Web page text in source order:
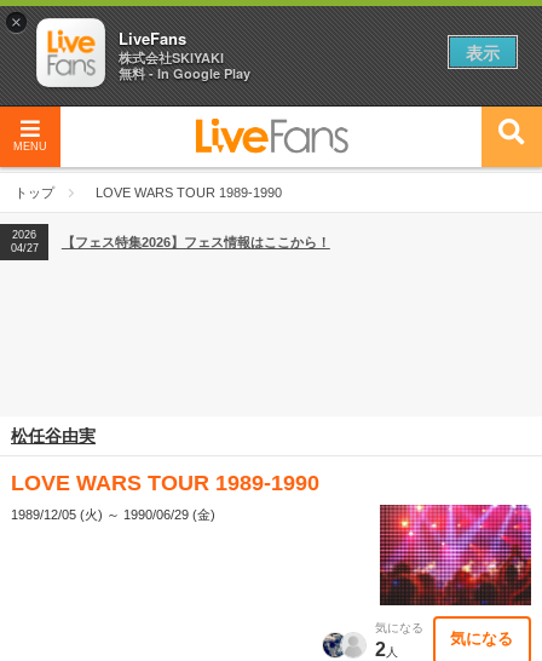
MENU
トップ LOVE WARS TOUR 1989-1990
2026
04/27
2026
【ライブ動員ランキング】2026年上半期編発表！
2026
04/27
【フェス特集2026】フェス情報はここから！
松任谷由実
LOVE WARS TOUR 1989-1990
1989/12/05 (火) ～ 1990/06/29 (金)
気になる
2人
気になる
×
LiveFans
株式会社SKIYAKI
無料 - In Google Play
表示